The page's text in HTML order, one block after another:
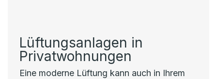
Lüftungsanlagen in
Privatwohnungen
Eine moderne Lüftung kann auch in Ihrem